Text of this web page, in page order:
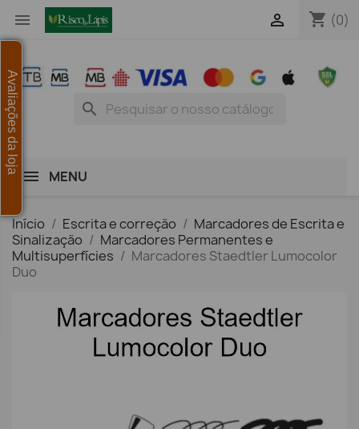
 shopping_cart (0)

search
MENU
Início Escrita e correção
Marcadores de Escrita e
Sinalização
Marcadores Permanentes e
Multisuperfícies
Marcadores Staedtler Lumocolor
Duo
Avaliações da loja